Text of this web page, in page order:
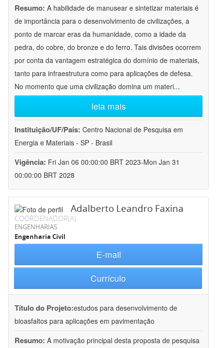
Resumo: A habilidade de manusear e sintetizar materiais é
de importância para o desenvolvimento de civilizações, a
ponto de marcar eras da humanidade, como a idade da
pedra, do cobre, do bronze e do ferro. Tais divisões ocorrem
por conta da vantagem estratégica do domínio de materiais,
tanto para infraestrutura como para aplicações de defesa.
No momento que uma civilização domina um materi...
leia mais
Instituição/UF/País: Centro Nacional de Pesquisa em
Energia e Materiais - SP - Brasil
Vigência: Fri Jan 06 00:00:00 BRT 2023-Mon Jan 31
00:00:00 BRT 2028
Adalberto Leandro Faxina
COORDENADOR(A)
ENGENHARIAS
Engenharia Civil
E-mail
Currículo
Título do Projeto:estudos para desenvolvimento de
bioasfaltos para aplicações em pavimentação
Resumo: A motivação principal desta proposta de pesquisa